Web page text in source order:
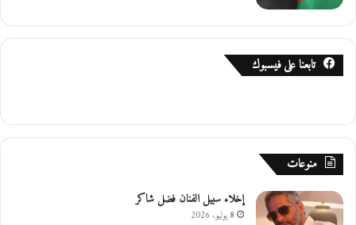
تابعنا على فيسبوك
منوعات
إخلاء سبيل الفنان فضل شاكر
8 يوليو، 2026